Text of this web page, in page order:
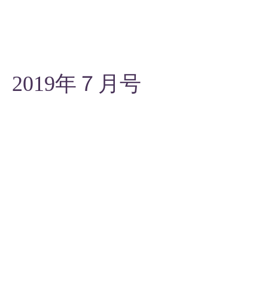
年７月号